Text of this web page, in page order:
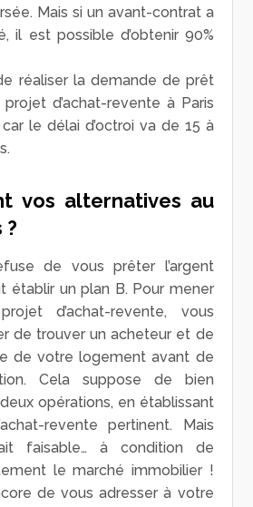
Mais si un avant-contrat a
il est possible d’obtenir 90%
réaliser la demande de prêt
d’achat-revente à Paris
le délai d’octroi va de 15 à
vos alternatives au
?
de vous prêter l’argent
établir un plan B. Pour mener
d’achat-revente, vous
de trouver un acheteur et de
de votre logement avant de
Cela suppose de bien
opérations, en établissant
revente pertinent. Mais
faisable… à condition de
le marché immobilier !
de vous adresser à votre